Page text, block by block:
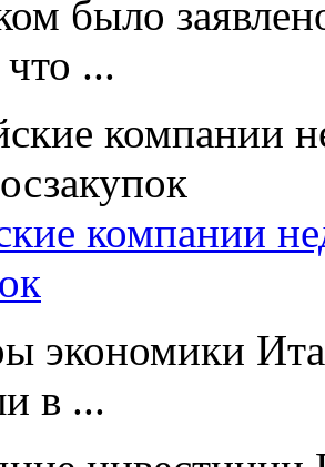
было
...
компании
экономики
в ...